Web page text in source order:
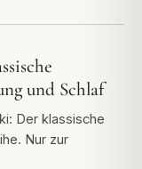
und Schlaf
Der klassische
Nur zur